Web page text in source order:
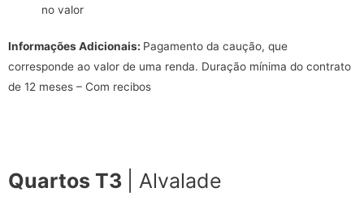
no valor
Informações Adicionais: Pagamento da caução, que
corresponde ao valor de uma renda. Duração mínima do contrato
de 12 meses – Com recibos
Quartos T3 | Alvalade